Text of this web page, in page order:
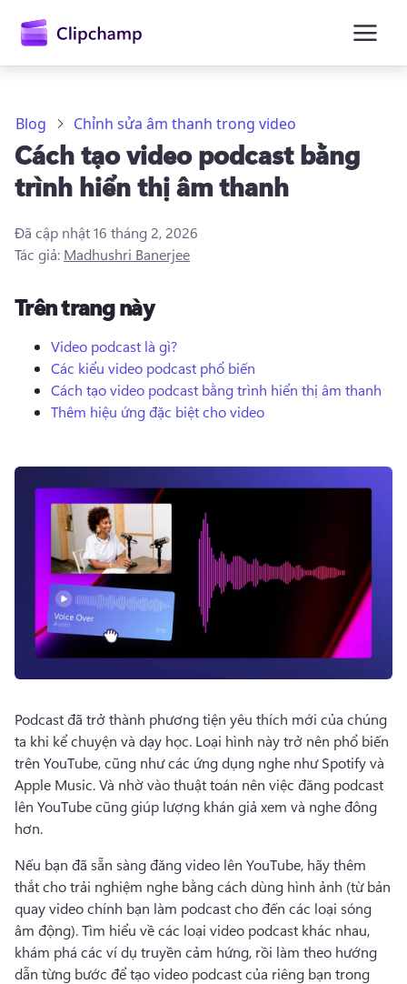
dung
chính
Đăng nhập
Dùng thử miễn phí
Blog Chỉnh sửa âm thanh trong video
Cách tạo video podcast bằng
trình hiển thị âm thanh
Đã cập nhật16 tháng 2, 2026
Tác giả: Madhushri Banerjee
Trên trang này
Video podcast là gì?
Các kiểu video podcast phổ biến
Cách tạo video podcast bằng trình hiển thị âm thanh
Thêm hiệu ứng đặc biệt cho video
Podcast đã trở thành phương tiện yêu thích mới của chúng
ta khi kể chuyện và dạy học. Loại hình này trở nên phổ biến
trên YouTube, cũng như các ứng dụng nghe như Spotify và
Apple Music. Và nhờ vào thuật toán nên việc đăng podcast
lên YouTube cũng giúp lượng khán giả xem và nghe đông
hơn.
Nếu bạn đã sẵn sàng đăng video lên YouTube, hãy thêm
thắt cho trải nghiệm nghe bằng cách dùng hình ảnh (từ bản
quay video chính bạn làm podcast cho đến các loại sóng
âm động). Tìm hiểu về các loại video podcast khác nhau,
khám phá các ví dụ truyền cảm hứng, rồi làm theo hướng
dẫn từng bước để tạo video podcast của riêng bạn trong